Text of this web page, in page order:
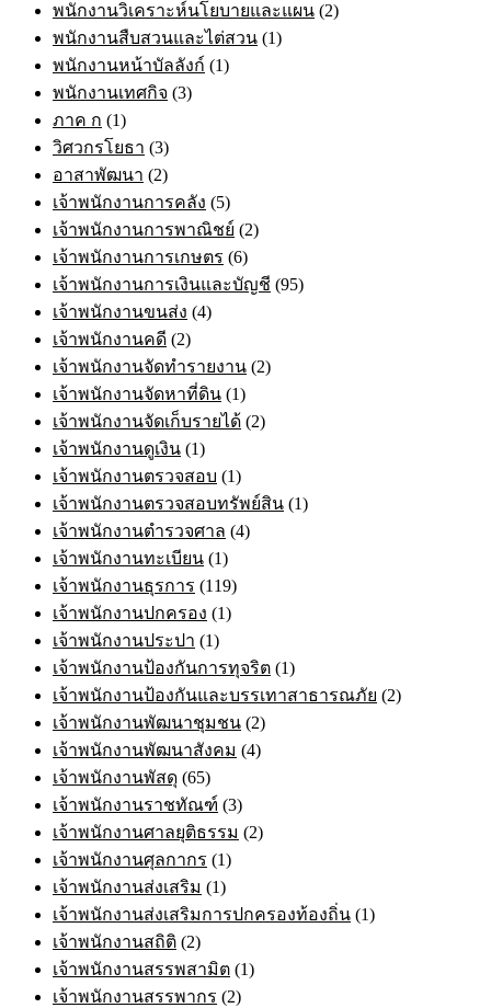
พนักงานวิเคราะห์นโยบายและแผน (2)
พนักงานสืบสวนและไต่สวน (1)
พนักงานหน้าบัลลังก์ (1)
พนักงานเทศกิจ (3)
ภาค ก (1)
วิศวกรโยธา (3)
อาสาพัฒนา (2)
เจ้าพนักงานการคลัง (5)
เจ้าพนักงานการพาณิชย์ (2)
เจ้าพนักงานการเกษตร (6)
เจ้าพนักงานการเงินและบัญชี (95)
เจ้าพนักงานขนส่ง (4)
เจ้าพนักงานคดี (2)
เจ้าพนักงานจัดทำรายงาน (2)
เจ้าพนักงานจัดหาที่ดิน (1)
เจ้าพนักงานจัดเก็บรายได้ (2)
เจ้าพนักงานดูเงิน (1)
เจ้าพนักงานตรวจสอบ (1)
เจ้าพนักงานตรวจสอบทรัพย์สิน (1)
เจ้าพนักงานตำรวจศาล (4)
เจ้าพนักงานทะเบียน (1)
เจ้าพนักงานธุรการ (119)
เจ้าพนักงานปกครอง (1)
เจ้าพนักงานประปา (1)
เจ้าพนักงานป้องกันการทุจริต (1)
เจ้าพนักงานป้องกันและบรรเทาสาธารณภัย (2)
เจ้าพนักงานพัฒนาชุมชน (2)
เจ้าพนักงานพัฒนาสังคม (4)
เจ้าพนักงานพัสดุ (65)
เจ้าพนักงานราชทัณฑ์ (3)
เจ้าพนักงานศาลยุติธรรม (2)
เจ้าพนักงานศุลกากร (1)
เจ้าพนักงานส่งเสริม (1)
เจ้าพนักงานส่งเสริมการปกครองท้องถิ่น (1)
เจ้าพนักงานสถิติ (2)
เจ้าพนักงานสรรพสามิต (1)
เจ้าพนักงานสรรพากร (2)